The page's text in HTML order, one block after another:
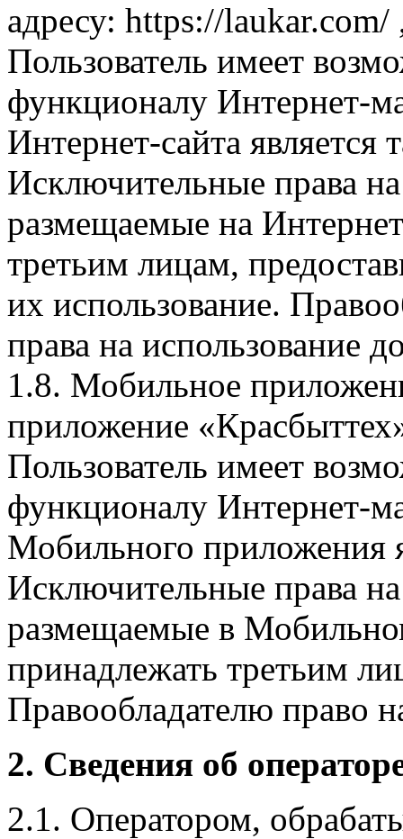
адресу: https://laukar.com/
Пользователь имеет
функционалу Интернет-
Интернет-сайта
Исключительные права
размещаемые на
третьим лицам,
их использование.
права на использование
1.8. Мобильное
приложение
Пользователь имеет
функционалу Интернет-
Мобильного приложения
Исключительные права
размещаемые в
принадлежать третьим
Правообладателю право
2. Сведения об
2.1. Оператором,